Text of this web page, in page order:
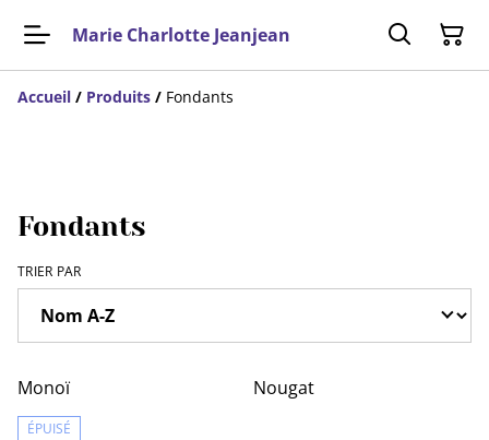
Marie Charlotte Jeanjean
Accueil / Produits / Fondants
Fondants
TRIER PAR
Monoï
ÉPUISÉ
Nougat